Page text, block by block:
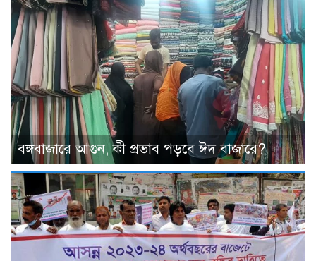
বঙ্গবাজারে আগুন, কী প্রভাব পড়বে ঈদ বাজারে?